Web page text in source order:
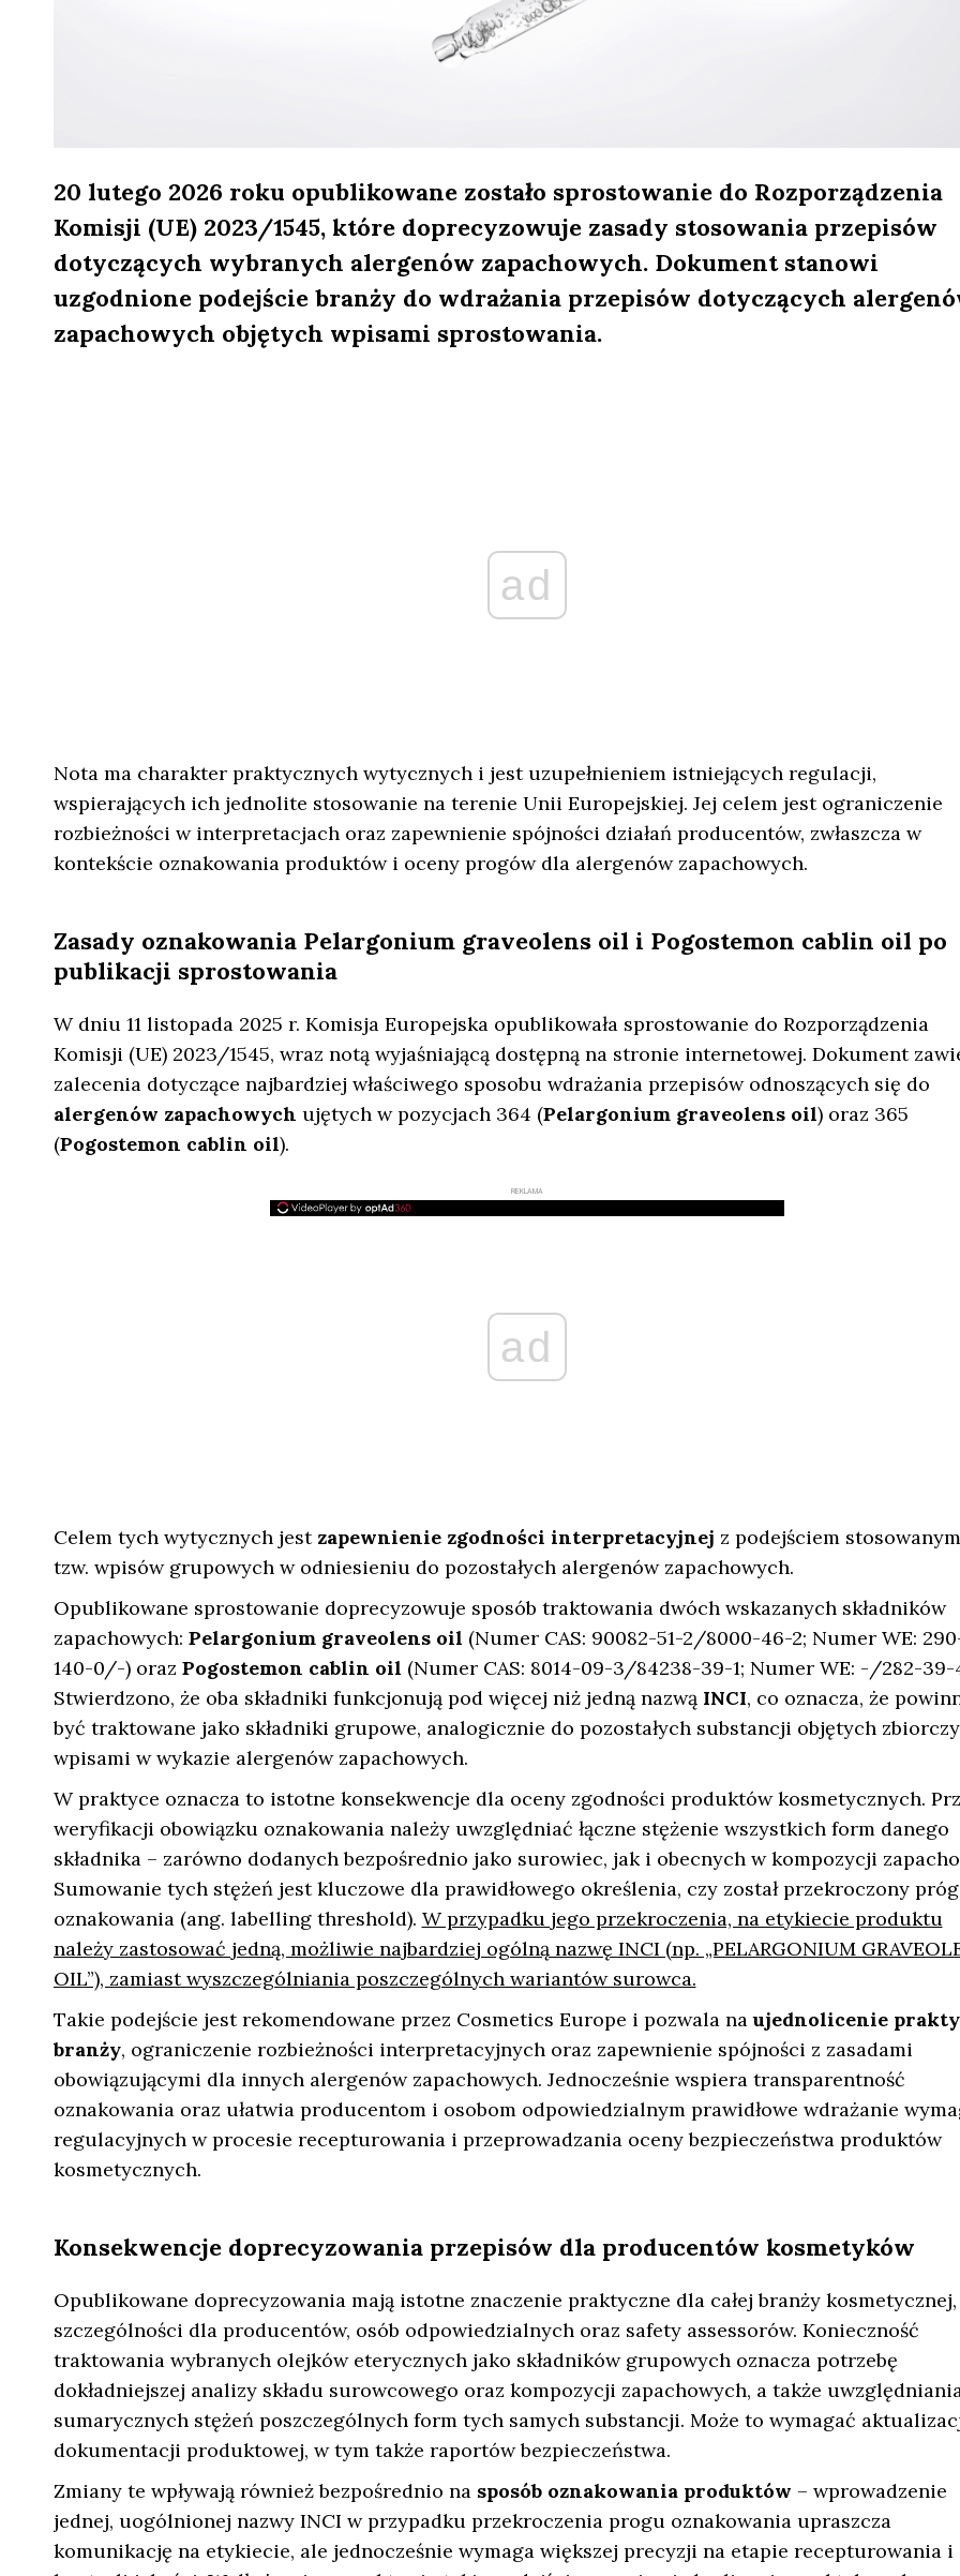
20 lutego 2026 roku opublikowane zostało sprostowanie do Rozporządzenia
Komisji (UE) 2023/1545, które doprecyzowuje zasady stosowania przepisów
dotyczących wybranych alergenów zapachowych. Dokument stanowi
uzgodnione podejście branży do wdrażania przepisów dotyczących
zapachowych objętych wpisami sprostowania.
ad
Nota ma charakter praktycznych wytycznych i jest uzupełnieniem istniejących regulacji,
wspierających ich jednolite stosowanie na terenie Unii Europejskiej. Jej celem jest ograniczenie
rozbieżności w interpretacjach oraz zapewnienie spójności działań producentów, zwłaszcza w
kontekście oznakowania produktów i oceny progów dla alergenów zapachowych.
Zasady oznakowania Pelargonium graveolens oil i Pogostemon cablin oil po
publikacji sprostowania
W dniu 11 listopada 2025 r. Komisja Europejska opublikowała sprostowanie do Rozporządzenia
Komisji (UE) 2023/1545, wraz notą wyjaśniającą dostępną na stronie internetowej. Dokument
zalecenia dotyczące najbardziej właściwego sposobu wdrażania przepisów odnoszących się do
alergenów zapachowych ujętych w pozycjach 364 (Pelargonium graveolens oil) oraz 365
(Pogostemon cablin oil).
REKLAMA
ad
Celem tych wytycznych jest zapewnienie zgodności interpretacyjnej z podejściem
tzw. wpisów grupowych w odniesieniu do pozostałych alergenów zapachowych.
Opublikowane sprostowanie doprecyzowuje sposób traktowania dwóch wskazanych składników
zapachowych: Pelargonium graveolens oil (Numer CAS: 90082-51-2/8000-46-2; Numer WE:
140-0/-) oraz Pogostemon cablin oil (Numer CAS: 8014-09-3/84238-39-1; Numer WE: -/282-39-
Stwierdzono, że oba składniki funkcjonują pod więcej niż jedną nazwą INCI, co oznacza, że
być traktowane jako składniki grupowe, analogicznie do pozostałych substancji objętych
wpisami w wykazie alergenów zapachowych.
W praktyce oznacza to istotne konsekwencje dla oceny zgodności produktów kosmetycznych.
weryfikacji obowiązku oznakowania należy uwzględniać łączne stężenie wszystkich form danego
składnika – zarówno dodanych bezpośrednio jako surowiec, jak i obecnych w kompozycji
Sumowanie tych stężeń jest kluczowe dla prawidłowego określenia, czy został przekroczony próg
oznakowania (ang. labelling threshold). W przypadku jego przekroczenia, na etykiecie produktu
należy zastosować jedną, możliwie najbardziej ogólną nazwę INCI (np. „PELARGONIUM
OIL”), zamiast wyszczególniania poszczególnych wariantów surowca.
Takie podejście jest rekomendowane przez Cosmetics Europe i pozwala naujednolicenie
branży, ograniczenie rozbieżności interpretacyjnych oraz zapewnienie spójności z zasadami
obowiązującymi dla innych alergenów zapachowych. Jednocześnie wspiera transparentność
oznakowania oraz ułatwia producentom i osobom odpowiedzialnym prawidłowe wdrażanie
regulacyjnych w procesie recepturowania i przeprowadzania oceny bezpieczeństwa produktów
kosmetycznych.
Konsekwencje doprecyzowania przepisów dla producentów kosmetyków
Opublikowane doprecyzowania mają istotne znaczenie praktyczne dla całej branży
szczególności dla producentów, osób odpowiedzialnych oraz safety assessorów. Konieczność
traktowania wybranych olejków eterycznych jako składników grupowych oznacza potrzebę
dokładniejszej analizy składu surowcowego oraz kompozycji zapachowych, a także
sumarycznych stężeń poszczególnych form tych samych substancji. Może to wymagać
dokumentacji produktowej, w tym także raportów bezpieczeństwa.
Zmiany te wpływają również bezpośrednio na sposób oznakowania produktów – wprowadzenie
jednej, uogólnionej nazwy INCI w przypadku przekroczenia progu oznakowania upraszcza
komunikację na etykiecie, ale jednocześnie wymaga większej precyzji na etapie recepturowania i